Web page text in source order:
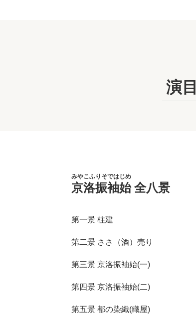
演目
みやこふりそではじめ
京洛振袖始全八景
第一景 柱建
第二景 ささ（酒）売り
第三景 京洛振袖始(一)
第四景 京洛振袖始(二)
第五景 都の染織(織屋)